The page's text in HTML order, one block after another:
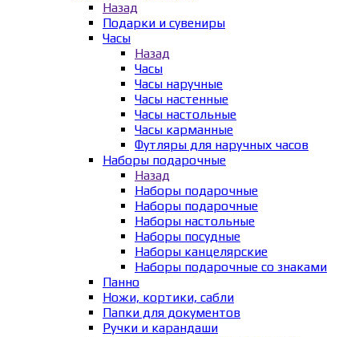
Назад
Подарки и сувениры
Часы
Назад
Часы
Часы наручные
Часы настенные
Часы настольные
Часы карманные
Футляры для наручных часов
Наборы подарочные
Назад
Наборы подарочные
Наборы подарочные
Наборы настольные
Наборы посудные
Наборы канцелярские
Наборы подарочные со знаками
Панно
Ножи, кортики, сабли
Папки для документов
Ручки и карандаши